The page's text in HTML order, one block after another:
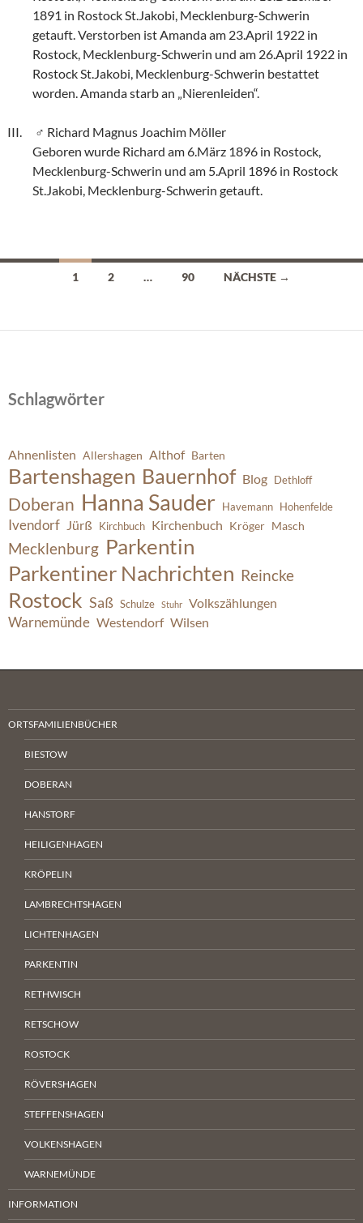
1891 in Rostock St.Jakobi, Mecklenburg-Schwerin
getauft. Verstorben ist Amanda am 23.April 1922 in
Rostock, Mecklenburg-Schwerin und am 26.April 1922 in
Rostock St.Jakobi, Mecklenburg-Schwerin bestattet
worden. Amanda starb an „Nierenleiden“.
Richard Magnus Joachim Möller
Geboren wurde Richard am 6.März 1896 in Rostock,
Mecklenburg-Schwerin und am 5.April 1896 in Rostock
St.Jakobi, Mecklenburg-Schwerin getauft.
Beitragsnavigation
1 2 … 90 NÄCHSTE →
Schlagwörter
Ahnenlisten Allershagen Althof Barten
Bartenshagen Bauernhof Blog Dethloff
Doberan Hanna Sauder Havemann Hohenfelde
Ivendorf Jürß Kirchbuch Kirchenbuch Kröger Masch
Mecklenburg Parkentin
Parkentiner Nachrichten Reincke
Rostock Saß Schulze Stuhr Volkszählungen
Warnemünde Westendorf Wilsen
ORTSFAMILIENBÜCHER
BIESTOW
DOBERAN
HANSTORF
HEILIGENHAGEN
KRÖPELIN
LAMBRECHTSHAGEN
LICHTENHAGEN
PARKENTIN
RETHWISCH
RETSCHOW
ROSTOCK
RÖVERSHAGEN
STEFFENSHAGEN
VOLKENSHAGEN
WARNEMÜNDE
INFORMATION